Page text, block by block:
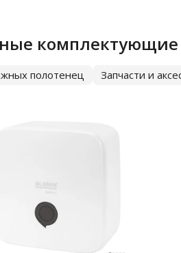
комплектующие
полотенец Запчасти и